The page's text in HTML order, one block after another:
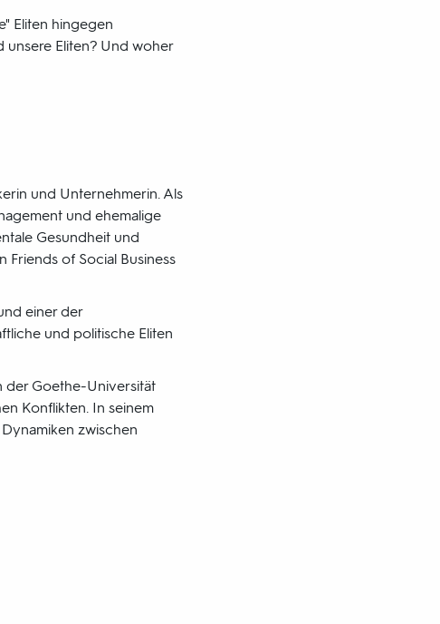
Eliten hingegen
unsere Eliten? Und woher
und Unternehmerin. Als
und ehemalige
Gesundheit und
Friends of Social Business
einer der
und politische Eliten
der Goethe-Universität
Konflikten. In seinem
zwischen